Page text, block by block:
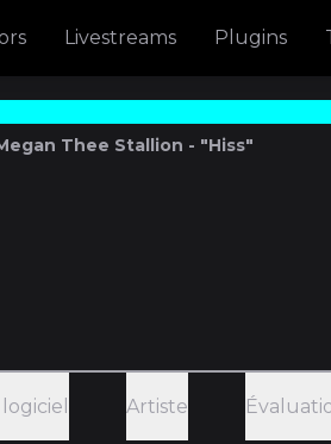
Livestreams Plugins
Thee Stallion - "Hiss"
Artiste